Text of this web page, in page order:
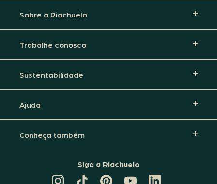
Sobre a Riachuelo
Trabalhe conosco
Sustentabilidade
Ajuda
Conheça também
Siga a Riachuelo
CANAL